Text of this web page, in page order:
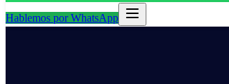
Hablemos por WhatsApp